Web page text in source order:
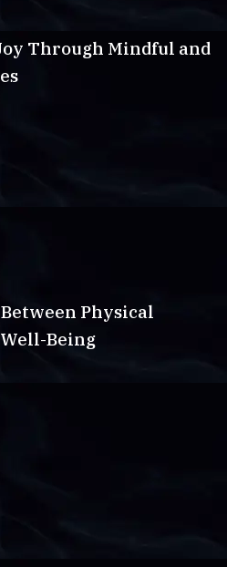
Through Mindful and
Physical
Being